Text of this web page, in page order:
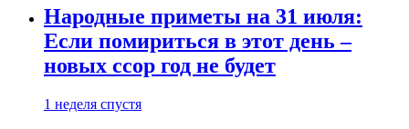
Народные приметы на 31 июля:
Если помириться в этот день –
новых ссор год не будет
1 неделя спустя